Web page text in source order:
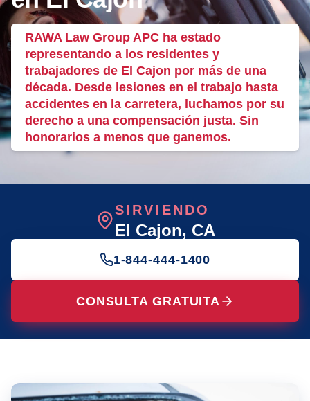
RAWA Law Group APC ha estado
representando a los residentes y
trabajadores de El Cajon por más de una
década. Desde lesiones en el trabajo hasta
accidentes en la carretera, luchamos por su
derecho a una compensación justa. Sin
honorarios a menos que ganemos.
SIRVIENDO
El Cajon, CA
1-844-444-1400
CONSULTA GRATUITA